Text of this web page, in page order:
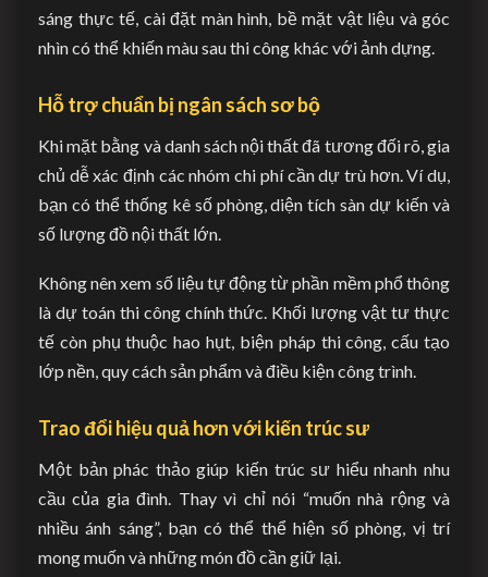
sáng thực tế, cài đặt màn hình, bề mặt vật liệu và góc
nhìn có thể khiến màu sau thi công khác với ảnh dựng.
Hỗ trợ chuẩn bị ngân sách sơ bộ
Khi mặt bằng và danh sách nội thất đã tương đối rõ, gia
chủ dễ xác định các nhóm chi phí cần dự trù hơn. Ví dụ,
bạn có thể thống kê số phòng, diện tích sàn dự kiến và
số lượng đồ nội thất lớn.
Không nên xem số liệu tự động từ phần mềm phổ thông
là dự toán thi công chính thức. Khối lượng vật tư thực
tế còn phụ thuộc hao hụt, biện pháp thi công, cấu tạo
lớp nền, quy cách sản phẩm và điều kiện công trình.
Trao đổi hiệu quả hơn với kiến trúc sư
Một bản phác thảo giúp kiến trúc sư hiểu nhanh nhu
cầu của gia đình. Thay vì chỉ nói “muốn nhà rộng và
nhiều ánh sáng”, bạn có thể thể hiện số phòng, vị trí
mong muốn và những món đồ cần giữ lại.